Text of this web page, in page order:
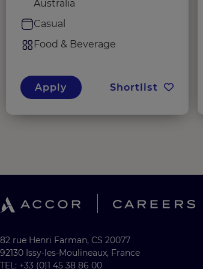
Australia
Casual
Food & Beverage
Apply Shortlist
82 rue Henri Farman, CS 20077
92130 Issy-les-Moulineaux, France
TEL: +33 (0)1 45 38 86 00